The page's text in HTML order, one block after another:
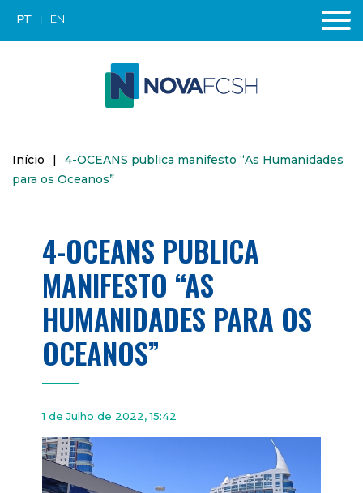
PT EN
Início |
4-OCEANS publica manifesto “As Humanidades
para os Oceanos”
4-OCEANS PUBLICA
MANIFESTO “AS
HUMANIDADES PARA OS
OCEANOS”
1 de Julho de 2022, 15:42